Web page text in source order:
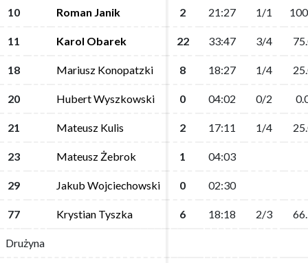
10 Roman Janik 2 21:27 1/1
11 Karol Obarek 22 33:47 3/4
18 Mariusz Konopatzki 8 18:27 1/4
20 Hubert Wyszkowski 0 04:02 0/2
21 Mateusz Kulis 2 17:11 1/4
23 Mateusz Żebrok 1 04:03
29 Jakub Wojciechowski 0 02:30
77 Krystian Tyszka 6 18:18 2/3
Drużyna
10 Roman Janik 2 21:27 1/1
11 Karol Obarek 22 33:47 3/4
18 Mariusz Konopatzki 8 18:27 1/4
20 Hubert Wyszkowski 0 04:02 0/2
21 Mateusz Kulis 2 17:11 1/4
23 Mateusz Żebrok 1 04:03
29 Jakub Wojciechowski 0 02:30
77 Krystian Tyszka 6 18:18 2/3
Drużyna